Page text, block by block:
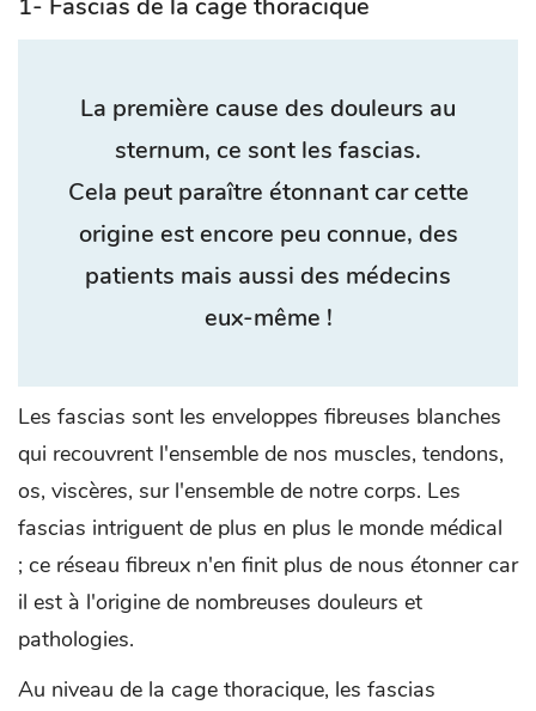
1- Fascias de la cage thoracique
La première cause des douleurs au
sternum, ce sont les fascias.
Cela peut paraître étonnant car cette
origine est encore peu connue, des
patients mais aussi des médecins
eux-même !
Les fascias sont les enveloppes fibreuses blanches
qui recouvrent l'ensemble de nos muscles, tendons,
os, viscères, sur l'ensemble de notre corps. Les
fascias intriguent de plus en plus le monde médical
; ce réseau fibreux n'en finit plus de nous étonner car
il est à l'origine de nombreuses douleurs et
pathologies.
Au niveau de la cage thoracique, les fascias